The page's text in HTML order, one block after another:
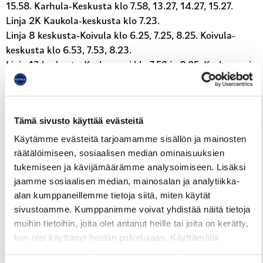
Tämä sivusto käyttää evästeitä
Käytämme evästeitä tarjoamamme sisällön ja mainosten
räätälöimiseen, sosiaalisen median ominaisuuksien
tukemiseen ja kävijämäärämme analysoimiseen. Lisäksi
jaamme sosiaalisen median, mainosalan ja analytiikka-
alan kumppaneillemme tietoja siitä, miten käytät
sivustoamme. Kumppanimme voivat yhdistää näitä tietoja
muihin tietoihin, joita olet antanut heille tai joita on kerätty,
kun olet käyttänyt heidän palvelujaan. Käyttämällä
15.58. Karhula-Keskusta klo 7.58, 13.27, 14.27, 15.27.
Linja 2K Kaukola-keskusta klo 7.23.
Linja 8 keskusta-Koivula klo 6.25, 7.25, 8.25. Koivula-
keskusta klo 6.53, 7.53, 8.23.
Linja 13 keskusta-Karhuvuori klo 7.52 ja 8.25. Karhuvuori-
keskusta klo 7.20, 8.15 ja 8.48.
13H ei ajeta mitään vuoroa.
Haminassa ja Pyhtäällä ajetaan normaalit koulupäivien
Myös Kotka-Hamina välin linjat 1A, 1M ja 99 sekä Kotka-
Pyhtää välin linjat 90-99 ajetaan normaalisti koulupäivien
aikataulun mukaan.
Reittioppaassanäkyvät ajettavat vuorot.
Reittiopas Aikataulut Hinnasto